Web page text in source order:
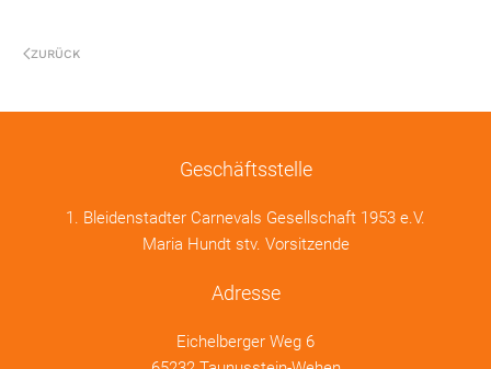
ZURÜCK
Geschäftsstelle
1. Bleidenstadter Carnevals Gesellschaft 1953 e.V.
Maria Hundt stv. Vorsitzende
Adresse
Eichelberger Weg 6